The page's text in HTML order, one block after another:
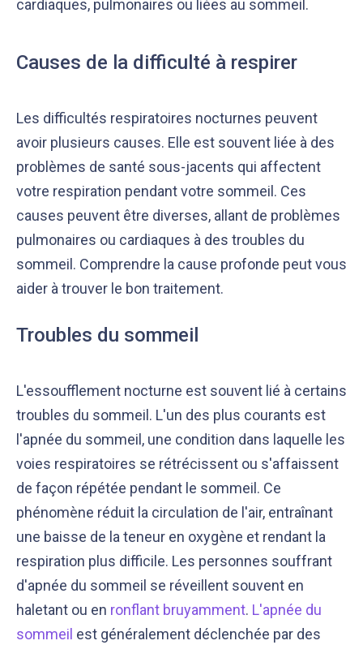
Notre équipe éditoriale, ainsi que nos experts
médicaux étudient chaque article avec soin, pour
s’assurer de la précision des informations et de
la fiabilité des sources
Nous vérifions que le contenu de nos articles est
en phase avec la littérature scientifique ainsi
qu’avec les dernières recommandations des
experts
cardiaques, pulmonaires ou liées au sommeil.
Causes de la difficulté à respirer
Les difficultés respiratoires nocturnes peuvent
avoir plusieurs causes. Elle est souvent liée à des
problèmes de santé sous-jacents qui affectent
votre respiration pendant votre sommeil. Ces
causes peuvent être diverses, allant de problèmes
pulmonaires ou cardiaques à des troubles du
sommeil. Comprendre la cause profonde peut vous
aider à trouver le bon traitement.
Troubles du sommeil
L'essoufflement nocturne est souvent lié à certains
troubles du sommeil. L'un des plus courants est
l'apnée du sommeil, une condition dans laquelle les
voies respiratoires se rétrécissent ou s'affaissent
de façon répétée pendant le sommeil. Ce
phénomène réduit la circulation de l'air, entraînant
une baisse de la teneur en oxygène et rendant la
respiration plus difficile. Les personnes souffrant
d'apnée du sommeil se réveillent souvent en
haletant ou en ronflant bruyamment. L'apnée du
sommeil est généralement déclenchée par des